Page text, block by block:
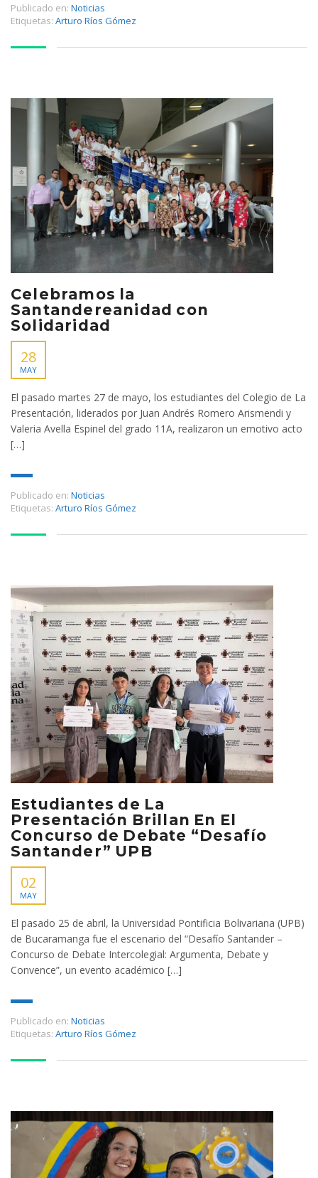
Publicado en: Noticias
Etiquetas: Arturo Ríos Gómez
Celebramos la
Santandereanidad con
Solidaridad
28
MAY
El pasado martes 27 de mayo, los estudiantes del Colegio de La
Presentación, liderados por Juan Andrés Romero Arismendi y
Valeria Avella Espinel del grado 11A, realizaron un emotivo acto
[…]
Publicado en: Noticias
Etiquetas: Arturo Ríos Gómez
Estudiantes de La
Presentación Brillan En El
Concurso de Debate “Desafío
Santander” UPB
02
MAY
El pasado 25 de abril, la Universidad Pontificia Bolivariana (UPB)
de Bucaramanga fue el escenario del “Desafío Santander –
Concurso de Debate Intercolegial: Argumenta, Debate y
Convence”, un evento académico […]
Publicado en: Noticias
Etiquetas: Arturo Ríos Gómez